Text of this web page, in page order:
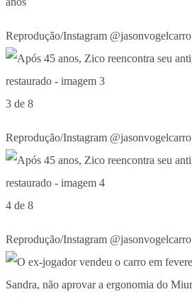
Reprodução/Instagram @jasonvogelcarro
3 de 8
Reprodução/Instagram @jasonvogelcarro
4 de 8
Reprodução/Instagram @jasonvogelcarro